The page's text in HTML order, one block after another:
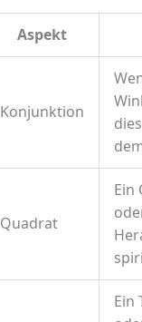
Aspekt
Konjunktion
Quadrat
Ein
Ein